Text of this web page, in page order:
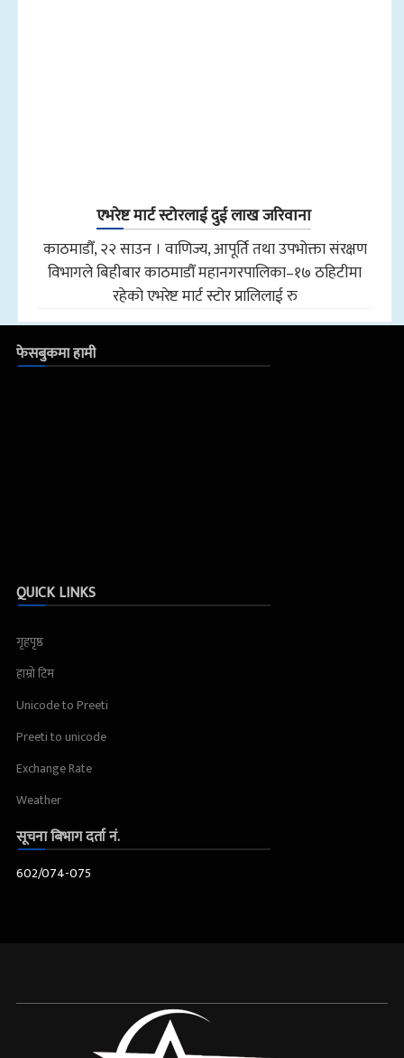
एभरेष्ट मार्ट स्टोरलाई दुई लाख जरिवाना
काठमाडौँ, २२ साउन । वाणिज्य, आपूर्ति तथा उपभोक्ता संरक्षण
विभागले बिहीबार काठमाडौँ महानगरपालिका–१७ ठहिटीमा
रहेको एभरेष्ट मार्ट स्टोर प्रालिलाई रु
फेसबुकमा हामी
QUICK LINKS
गृहपृष्ठ
हाम्रो टिम
Unicode to Preeti
Preeti to unicode
Exchange Rate
Weather
सूचना बिभाग दर्ता नं.
602/074-075